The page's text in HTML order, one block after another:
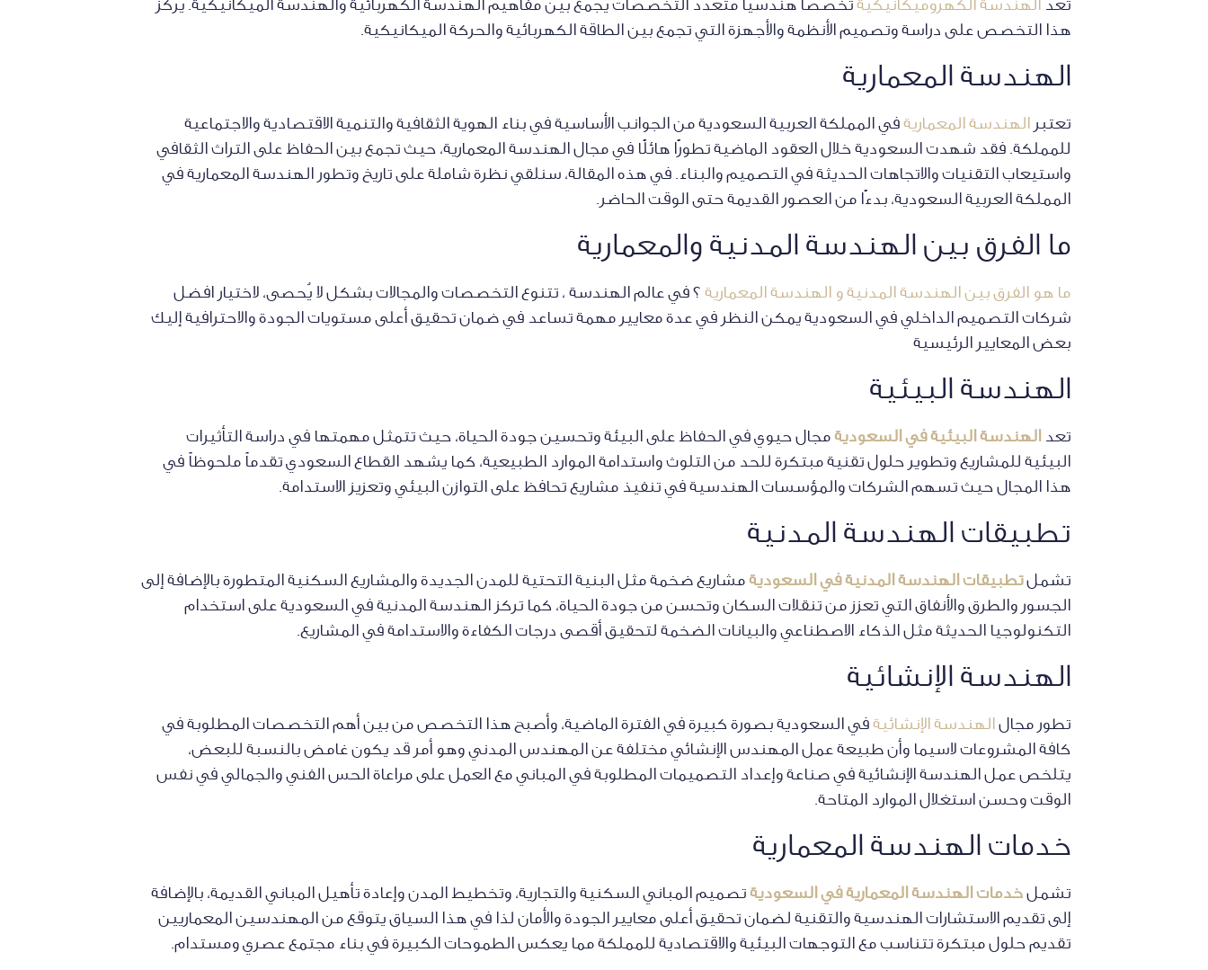
تعد الهندسة الكهروميكانيكيةتخصصًا هندسيًا متعدد التخصصات يجمع بين مفاهيم الهندسة الكهربائية والهندسة الميكانيكية. يركز
هذا التخصص على دراسة وتصميم الأنظمة والأجهزة التي تجمع بين الطاقة الكهربائية والحركة الميكانيكية.
الهندسة المعمارية
تعتبر الهندسة المعماريةفي المملكة العربية السعودية من الجوانب الأساسية في بناء الهوية الثقافية والتنمية الاقتصادية والاجتماعية
للمملكة. فقد شهدت السعودية خلال العقود الماضية تطورًا هائلًا في مجال الهندسة المعمارية، حيث تجمع بين الحفاظ على التراث الثقافي
واستيعاب التقنيات والاتجاهات الحديثة في التصميم والبناء. في هذه المقالة، سنلقي نظرة شاملة على تاريخ وتطور الهندسة المعمارية في
المملكة العربية السعودية، بدءًا من العصور القديمة حتى الوقت الحاضر.
ما الفرق بين الهندسة المدنية والمعمارية
ما هو الفرق بين الهندسة المدنية و الهندسة المعمارية؟ في عالم الهندسة ، تتنوع التخصصات والمجالات بشكل لا يُحصى، لاختيار افضل
شركات التصميم الداخلي في السعودية يمكن النظر في عدة معايير مهمة تساعد في ضمان تحقيق أعلى مستويات الجودة والاحترافية إليك
بعض المعايير الرئيسية
الهندسة البيئية
تعد الهندسة البيئية في السعوديةمجال حيوي في الحفاظ على البيئة وتحسين جودة الحياة، حيث تتمثل مهمتها في دراسة التأثيرات
البيئية للمشاريع وتطوير حلول تقنية مبتكرة للحد من التلوث واستدامة الموارد الطبيعية، كما يشهد القطاع السعودي تقدماً ملحوظاً في
هذا المجال حيث تسهم الشركات والمؤسسات الهندسية في تنفيذ مشاريع تحافظ على التوازن البيئي وتعزيز الاستدامة.
تطبيقات الهندسة المدنية
تشملتطبيقات الهندسة المدنية في السعوديةمشاريع ضخمة مثل البنية التحتية للمدن الجديدة والمشاريع السكنية المتطورة بالإضافة إلى
الجسور والطرق والأنفاق التي تعزز من تنقلات السكان وتحسن من جودة الحياة، كما تركز الهندسة المدنية في السعودية على استخدام
التكنولوجيا الحديثة مثل الذكاء الاصطناعي والبيانات الضخمة لتحقيق أقصى درجات الكفاءة والاستدامة في المشاريع.
الهندسة الإنشائية
تطور مجالالهندسة الإنشائيةفي السعودية بصورة كبيرة في الفترة الماضية، وأصبح هذا التخصص من بين أهم التخصصات المطلوبة في
كافة المشروعات لاسيما وأن طبيعة عمل المهندس الإنشائي مختلفة عن المهندس المدني وهو أمر قد يكون غامض بالنسبة للبعض،
يتلخص عمل الهندسة الإنشائية في صناعة وإعداد التصميمات المطلوبة في المباني مع العمل على مراعاة الحس الفني والجمالي في نفس
الوقت وحسن استغلال الموارد المتاحة.
خدمات الهندسة المعمارية
تشملخدمات الهندسة المعمارية في السعوديةتصميم المباني السكنية والتجارية، وتخطيط المدن وإعادة تأهيل المباني القديمة، بالإضافة
إلى تقديم الاستشارات الهندسية والتقنية لضمان تحقيق أعلى معايير الجودة والأمان لذا في هذا السياق يتوقع من المهندسين المعماريين
تقديم حلول مبتكرة تتناسب مع التوجهات البيئية والاقتصادية للمملكة مما يعكس الطموحات الكبيرة في بناء مجتمع عصري ومستدام.